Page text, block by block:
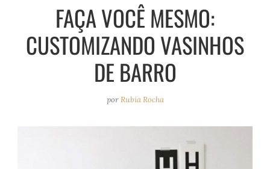
e
r
a
m
o
k
e
s
t
FAÇA VOCÊ MESMO:
CUSTOMIZANDO VASINHOS
DE BARRO
porRubia Rocha